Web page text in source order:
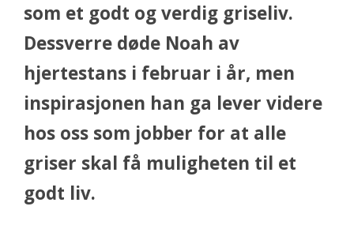
som et godt og verdig griseliv.
Dessverre døde Noah av
hjertestans i februar i år, men
inspirasjonen han ga lever videre
hos oss som jobber for at alle
griser skal få muligheten til et
godt liv.